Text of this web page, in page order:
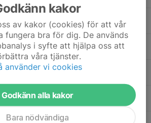
kakor
av kakor (cookies) för att vår
fungera bra för dig. De används
i syfte att hjälpa oss att
våra tjänster.
använder vi cookies
Godkänn alla kakor
Bara nödvändiga